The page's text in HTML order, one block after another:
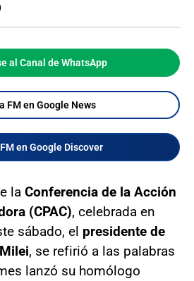
al Canal de WhatsApp
FM en Google News
en Google Discover
la Conferencia de la Acción
(CPAC), celebrada en
sábado, el presidente de
, se refirió a las palabras
lanzó su homólogo